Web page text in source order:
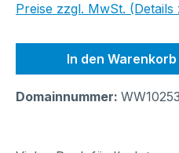
Preise zzgl. MwSt.
In den Warenkorb
Domainnummer: WW10253